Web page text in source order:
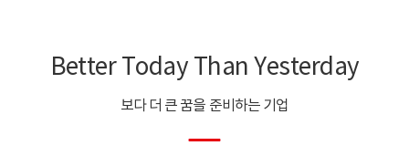
Better Today Than Yesterday
보다 더 큰 꿈을 준비하는 기업